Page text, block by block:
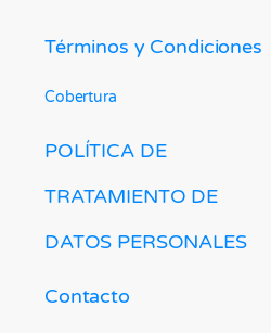
Términos y Condiciones
Cobertura
POLÍTICA DE
TRATAMIENTO DE
DATOS PERSONALES
Contacto